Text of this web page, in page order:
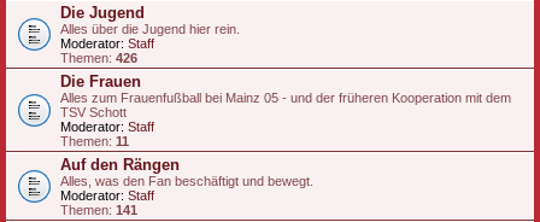
Die Jugend
Alles über die Jugend hier rein.
Moderator: Staff
Themen: 426
Die Frauen
Alles zum Frauenfußball bei Mainz 05 - und der früheren Kooperation mit dem
TSV Schott
Moderator: Staff
Themen: 11
Auf den Rängen
Alles, was den Fan beschäftigt und bewegt.
Moderator: Staff
Themen: 141